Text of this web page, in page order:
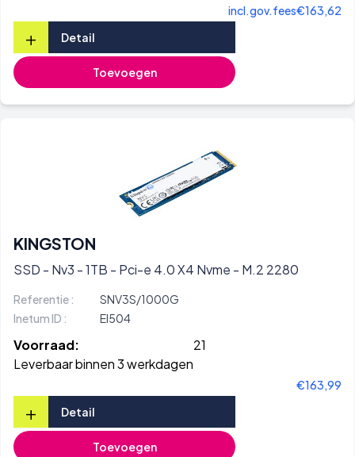
incl.gov.fees€163,62
+ Detail
Toevoegen
KINGSTON
SSD - Nv3 - 1TB - Pci-e 4.0 X4 Nvme - M.2 2280
Referentie :
SNV3S/1000G
Inetum ID :
EI504
Voorraad:
21
Leverbaar binnen 3 werkdagen
€163,99
+ Detail
Toevoegen